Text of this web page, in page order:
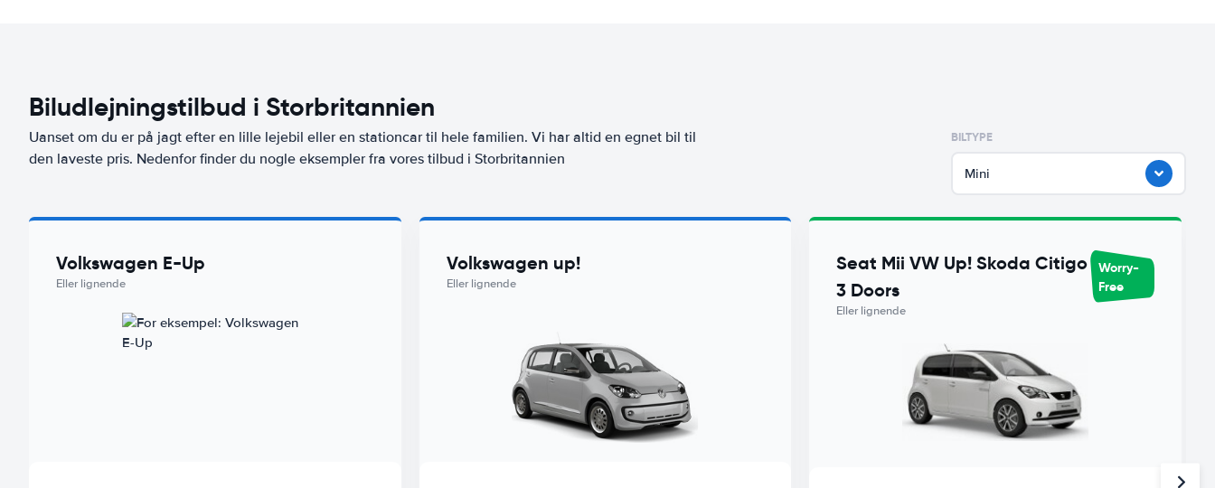
Biludlejningstilbud i Storbritannien
Uanset om du er på jagt efter en lille lejebil eller en stationcar til hele familien. Vi har altid en egnet bil til
den laveste pris. Nedenfor finder du nogle eksempler fra vores tilbud i Storbritannien
BILTYPE
Mini
Volkswagen E-Up
Eller lignende
Volkswagen up!
Eller lignende
Seat Mii VW Up! Skoda Citigo
3 Doors
Eller lignende
Worry-
Free